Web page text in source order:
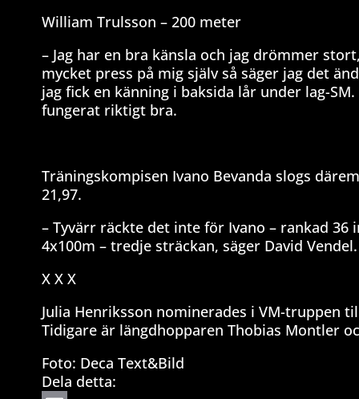
William Trulsson – 200 meter
– Jag har en bra känsla och jag drömmer
mycket press på mig själv så säger jag det
jag fick en känning i baksida lår under lag-
fungerat riktigt bra.
Träningskompisen Ivano Bevanda slogs
21,97.
– Tyvärr räckte det inte för Ivano – rankad
4x100m – tredje sträckan, säger David Vendel.
X X X
Julia Henriksson nominerades i VM-truppen
Tidigare är längdhopparen Thobias Montler
Foto: Deca Text&Bild
Dela detta: